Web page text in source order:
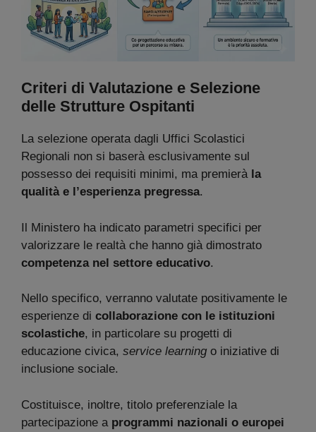
Criteri di Valutazione e Selezione
delle Strutture Ospitanti
La selezione operata dagli Uffici Scolastici
Regionali non si baserà esclusivamente sul
possesso dei requisiti minimi, ma premierà la
qualità e l’esperienza pregressa.
Il Ministero ha indicato parametri specifici per
valorizzare le realtà che hanno già dimostrato
competenza nel settore educativo.
Nello specifico, verranno valutate positivamente le
esperienze di collaborazione con le istituzioni
scolastiche, in particolare su progetti di
educazione civica, service learning o iniziative di
inclusione sociale.
Costituisce, inoltre, titolo preferenziale la
partecipazione a programmi nazionali o europei